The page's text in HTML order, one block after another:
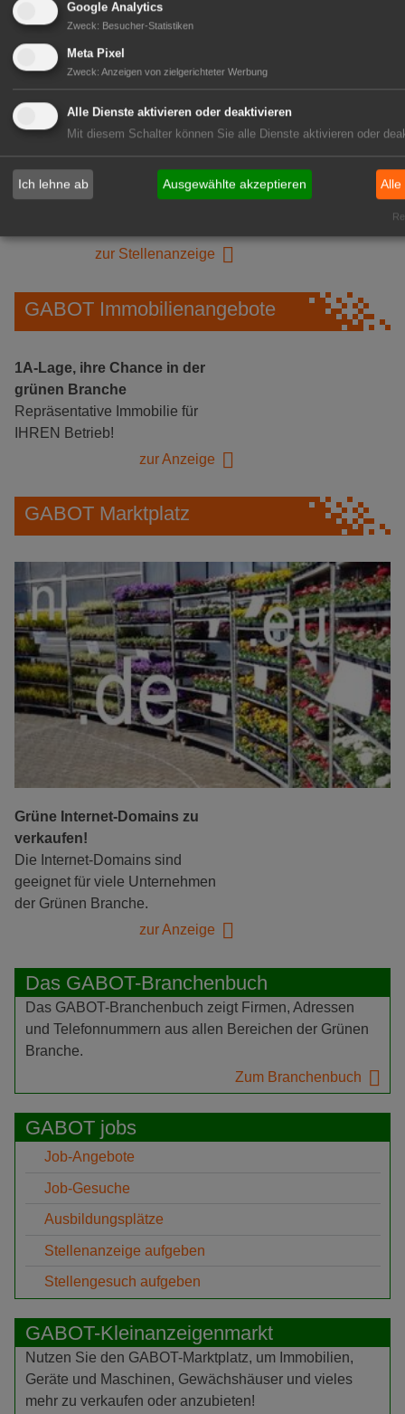
Mitarbeiter (m/w/d) für unsere
zur Stellenanzeige
GABOT Immobilienangebote
1A-Lage, ihre Chance in der
grünen Branche
Repräsentative Immobilie für
IHREN Betrieb!
zur Anzeige
GABOT Marktplatz
Grüne Internet-Domains zu
verkaufen!
Die Internet-Domains sind
geeignet für viele Unternehmen
der Grünen Branche.
zur Anzeige
Das GABOT-Branchenbuch
Das GABOT-Branchenbuch zeigt Firmen, Adressen
und Telefonnummern aus allen Bereichen der Grünen
Branche.
Zum Branchenbuch
GABOT jobs
Job-Angebote
Job-Gesuche
Ausbildungsplätze
Stellenanzeige aufgeben
Stellengesuch aufgeben
GABOT-Kleinanzeigenmarkt
Nutzen Sie den GABOT-Marktplatz, um Immobilien,
Geräte und Maschinen, Gewächshäuser und vieles
mehr zu verkaufen oder anzubieten!
Google Analytics
Zweck: Besucher-Statistiken
Meta Pixel
Zweck: Anzeigen von zielgerichteter Werbung
Alle Dienste aktivieren oder deaktivieren
Mit diesem Schalter können Sie alle Dienste aktivieren oder
Ich lehne ab Ausgewählte akzeptieren Alle